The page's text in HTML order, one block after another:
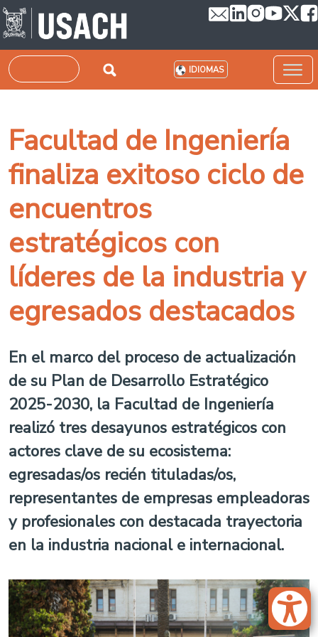
Pasar al contenido principal
Buscar IDIOMAS
Facultad de Ingeniería
finaliza exitoso ciclo de
encuentros
estratégicos con
líderes de la industria y
egresados destacados
En el marco del proceso de actualización
de su Plan de Desarrollo Estratégico
2025-2030, la Facultad de Ingeniería
realizó tres desayunos estratégicos con
actores clave de su ecosistema:
egresadas/os recién tituladas/os,
representantes de empresas empleadoras
y profesionales con destacada trayectoria
en la industria nacional e internacional.